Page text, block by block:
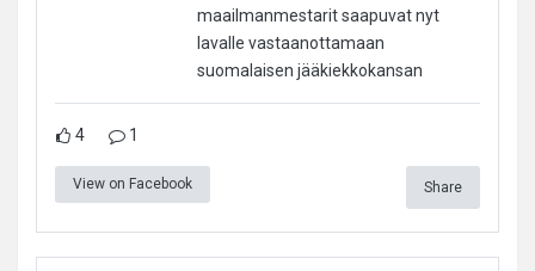
maailmanmestarit saapuvat nyt
lavalle vastaanottamaan
suomalaisen jääkiekkokansan
4 1
View on Facebook Share